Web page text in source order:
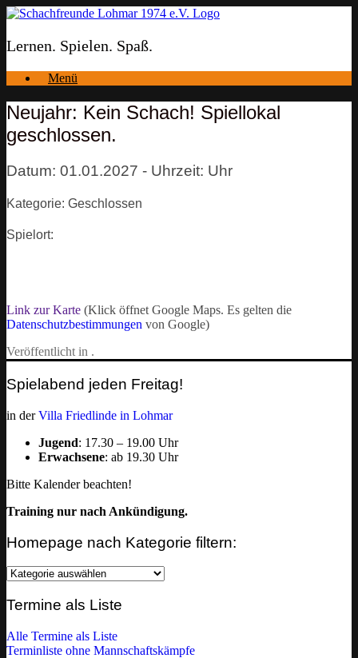
Zum
springen
Lernen. Spielen. Spaß.
Menü
Neujahr: Kein Schach! Spiellokal
geschlossen.
Datum: 01.01.2027 - Uhrzeit: Uhr
Kategorie: Geschlossen
Spielort:
Link zur Karte (Klick öffnet Google Maps. Es gelten die
Datenschutzbestimmungen von Google)
Veröffentlicht in .
Spielabend jeden Freitag!
in derVilla Friedlinde in Lohmar
Jugend: 17.30 – 19.00 Uhr
Erwachsene: ab 19.30 Uhr
Bitte Kalender beachten!
Training nur nach Ankündigung.
Homepage nach Kategorie filtern:
Homepage
Kategorie
Termine als Liste
Alle Termine als Liste
Terminliste ohne Mannschaftskämpfe